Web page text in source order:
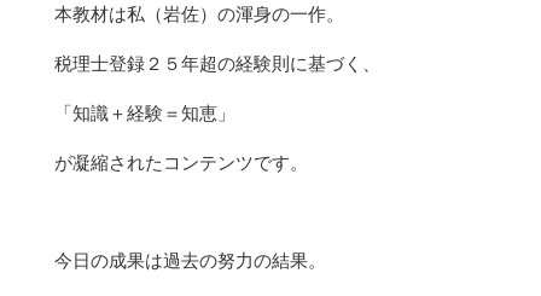
本教材は私（岩佐）の渾身の一作。
税理士登録２５年超の経験則に基づく、
「知識＋経験＝知恵」
が凝縮されたコンテンツです。
今日の成果は過去の努力の結果。